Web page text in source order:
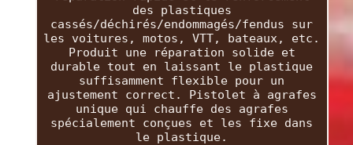
des plastiques
cassés/déchirés/endommagés/fendus sur
les voitures, motos, VTT, bateaux, etc.
Produit une réparation solide et
durable tout en laissant le plastique
suffisamment flexible pour un
ajustement correct. Pistolet à agrafes
unique qui chauffe des agrafes
spécialement conçues et les fixe dans
le plastique.